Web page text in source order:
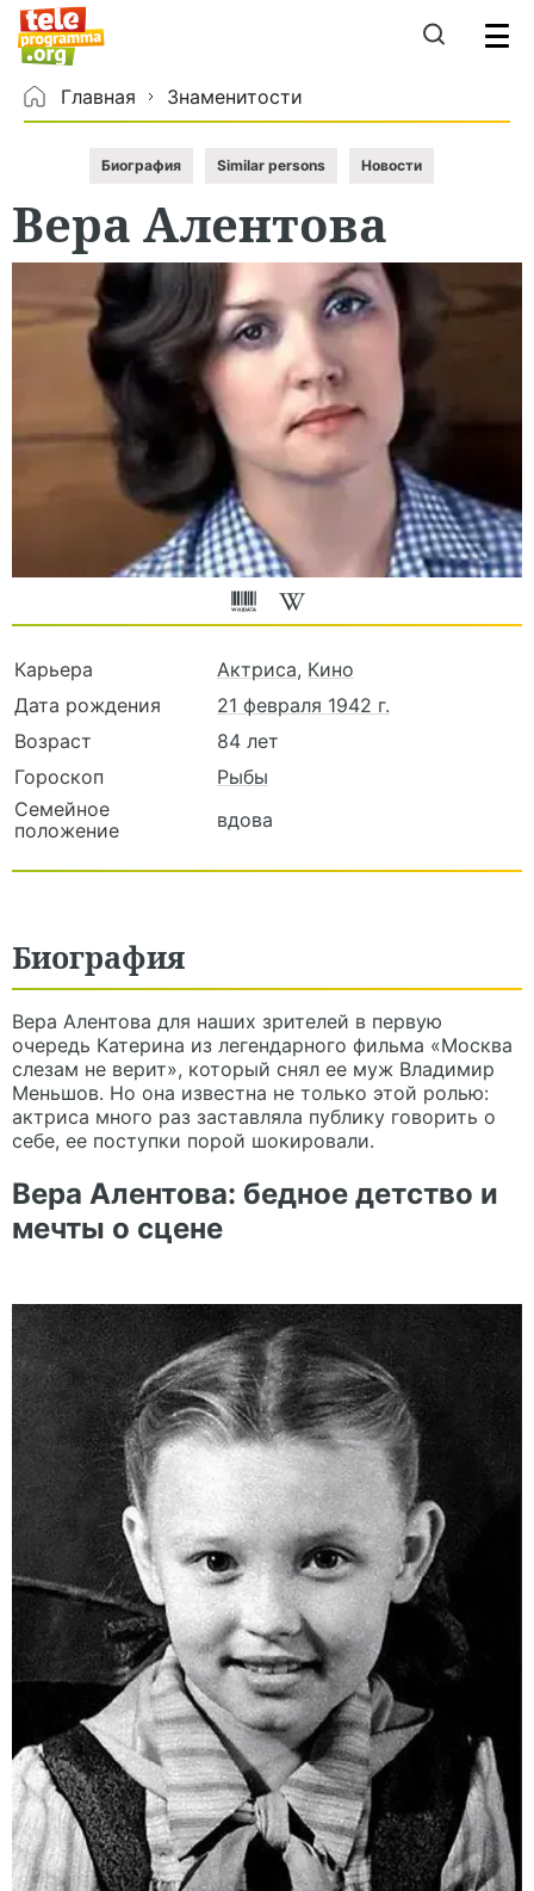
Главная Знаменитости
Биография Similar persons Новости
ВераАлентова
Карьера Актриса, Кино
Дата рождения
21 февраля 1942 г.
Возраст
84 лет
Гороскоп
Рыбы
Семейное
положение
вдова
Биография
Вера Алентова для наших зрителей в первую
очередь Катерина из легендарного фильма «Москва
слезам не верит», который снял ее муж Владимир
Меньшов. Но она известна не только этой ролью:
актриса много раз заставляла публику говорить о
себе, ее поступки порой шокировали.
Вера Алентова: бедное детство и
мечты о сцене